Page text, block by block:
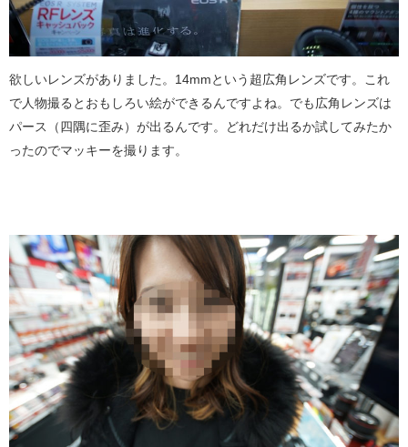
欲しいレンズがありました。14mmという超広角レンズです。これ
で人物撮るとおもしろい絵ができるんですよね。でも広角レンズは
パース（四隅に歪み）が出るんです。どれだけ出るか試してみたか
ったのでマッキーを撮ります。